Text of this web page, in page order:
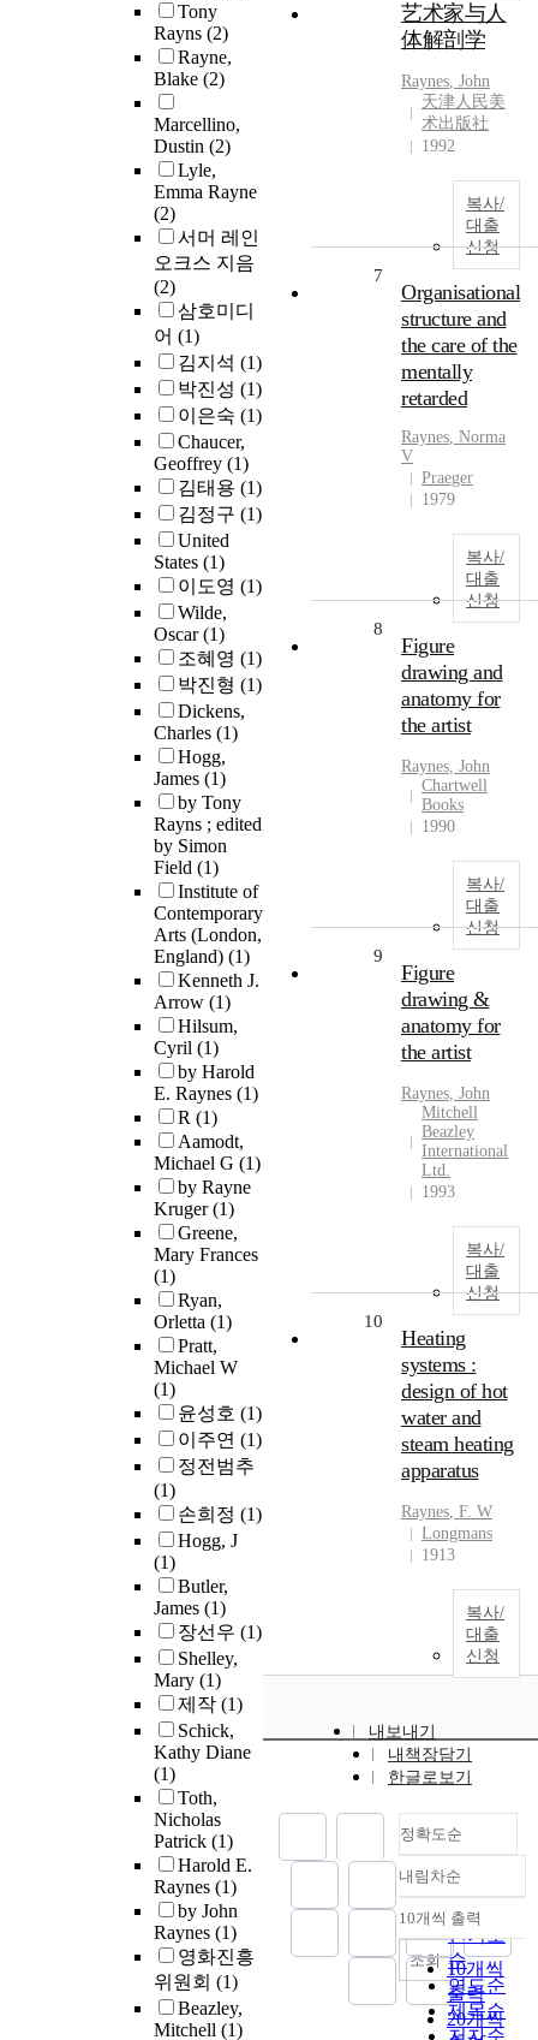
Tony
Rayns (2)
Rayne,
Blake (2)
Marcellino,
Dustin (2)
Lyle,
Emma Rayne
(2)
서머 레인
오크스 지음
(2)
삼호미디
어 (1)
김지석 (1)
박진성 (1)
이은숙 (1)
Chaucer,
Geoffrey (1)
김태용 (1)
김정구 (1)
United
States (1)
이도영 (1)
Wilde,
Oscar(1)
조혜영 (1)
박진형 (1)
Dickens,
Charles (1)
Hogg,
James (1)
by Tony
Rayns ; edited
by Simon
Field (1)
Institute of
Contemporary
Arts (London,
England) (1)
Kenneth J.
Arrow (1)
Hilsum,
Cyril (1)
by Harold
E. Raynes (1)
R (1)
Aamodt,
Michael G (1)
by Rayne
Kruger(1)
Greene,
Mary Frances
(1)
Ryan,
Orletta (1)
Pratt,
Michael W
(1)
윤성호 (1)
이주연 (1)
정전범추
(1)
손희정 (1)
Hogg, J
(1)
Butler,
James (1)
장선우 (1)
Shelley,
Mary (1)
제작 (1)
Schick,
Kathy Diane
(1)
Toth,
Nicholas
Patrick (1)
Harold E.
Raynes (1)
by John
Raynes (1)
영화진흥
위원회 (1)
Beazley,
Mitchell (1)
艺术家与人
体解剖学
Raynes, John
天津人民美
术出版社
1992
복사/
대출
신청
7
Organisational
structure and
the care of the
mentally
retarded
Raynes, Norma
V
Praeger
1979
복사/
대출
신청
8
Figure
drawing and
anatomy for
the artist
Raynes, John
Chartwell
Books
1990
복사/
대출
신청
9
Figure
drawing &
anatomy for
the artist
Raynes, John
Mitchell
Beazley
International
Ltd.
1993
복사/
대출
신청
10
Heating
systems :
design of hot
water and
steam heating
apparatus
Raynes, F. W
Longmans
1913
복사/
대출
신청
내보내기
내책장담기
한글로보기
정확도순
정확도
순
인기도
순
연도순
제목순
내림차순
내림차순
10개씩 출력
10개씩
출력
20개씩
조회